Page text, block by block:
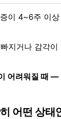
이 4~6주 이
지거나 감각
어려워질 때 —
어떤 상태